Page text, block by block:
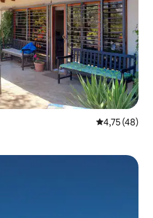
Évaluation
4,75 (48)